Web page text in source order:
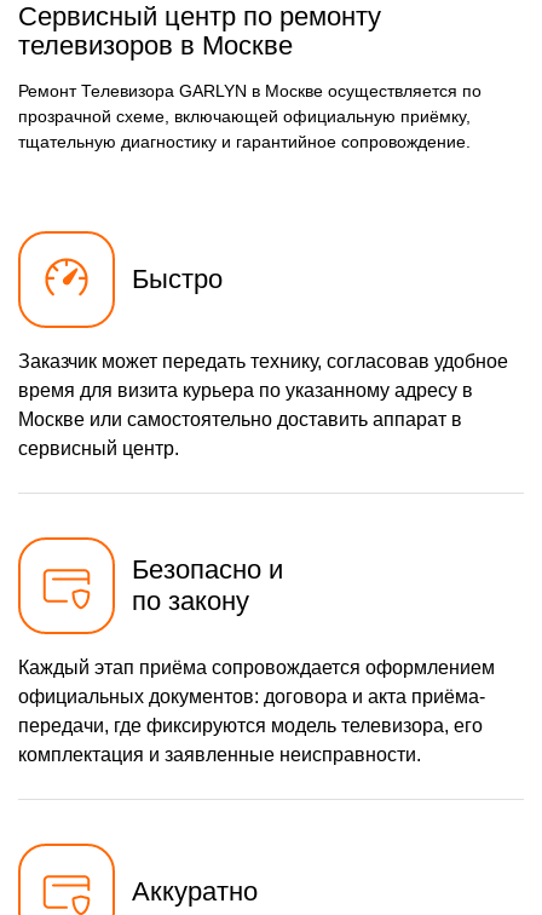
Сервисный центр по ремонту
телевизоров в Москве
Ремонт Телевизора GARLYN в Москве осуществляется по
прозрачной схеме, включающей официальную приёмку,
тщательную диагностику и гарантийное сопровождение.
Быстро
Заказчик может передать технику, согласовав удобное
время для визита курьера по указанному адресу в
Москве или самостоятельно доставить аппарат в
сервисный центр.
Безопасно и
по закону
Каждый этап приёма сопровождается оформлением
официальных документов: договора и акта приёма-
передачи, где фиксируются модель телевизора, его
комплектация и заявленные неисправности.
Аккуратно